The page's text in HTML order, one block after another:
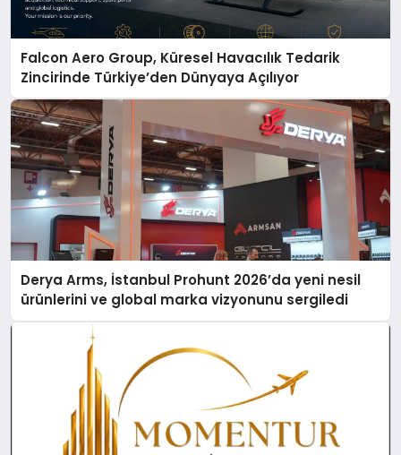
Falcon Aero Group, Küresel Havacılık Tedarik
Zincirinde Türkiye’den Dünyaya Açılıyor
Derya Arms, İstanbul Prohunt 2026’da yeni nesil
ürünlerini ve global marka vizyonunu sergiledi